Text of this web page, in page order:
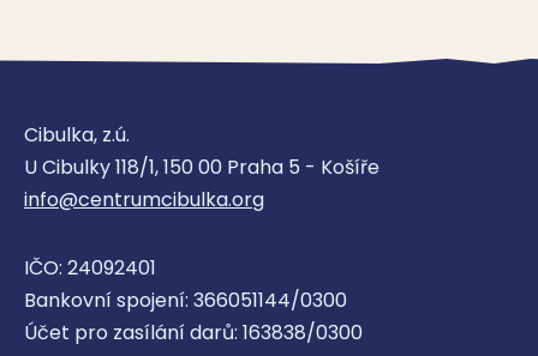
Cibulka, z.ú.
U Cibulky 118/1, 150 00 Praha 5 - Košíře
info@centrumcibulka.org
IČO: 24092401
Bankovní spojení: 366051144/0300
Účet pro zasílání darů: 163838/0300